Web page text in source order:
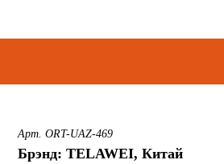
Арт. ORT-UAZ-469
Брэнд: TELAWEI, Китай